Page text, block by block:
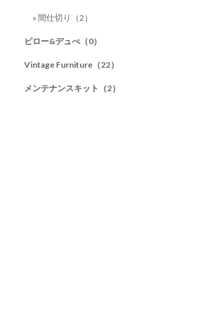
» 間仕切り（2）
ピロー&デュべ（0）
Vintage Furniture（22）
メンテナンスキット（2）